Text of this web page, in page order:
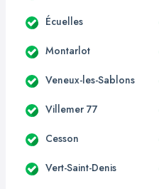
Écuelles
Montarlot
Veneux-les-Sablons
Villemer 77
Cesson
Vert-Saint-Denis